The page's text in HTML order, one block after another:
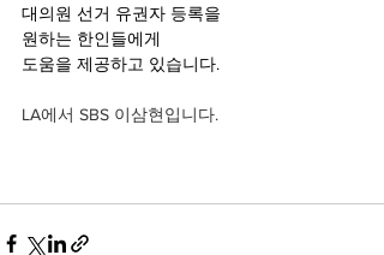
대의원 선거 유권자 등록을
원하는 한인들에게
도움을 제공하고 있습니다.
LA에서 SBS 이삼현입니다.